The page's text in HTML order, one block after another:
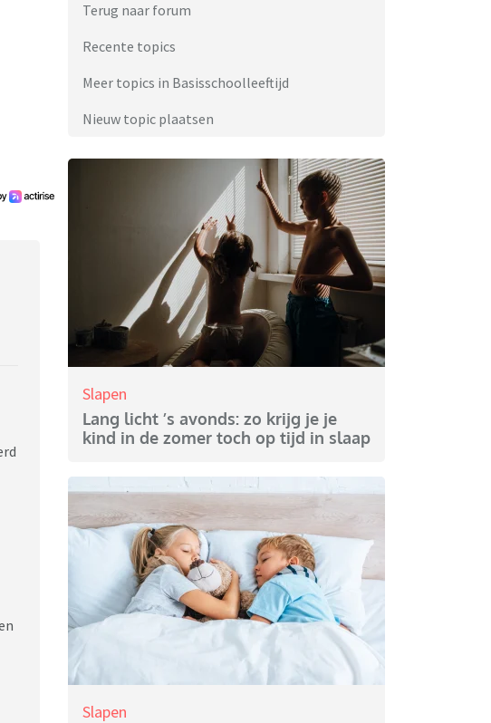
Terug naar forum
Recente topics
Meer topics in Basisschoolleeftijd
Nieuw topic plaatsen
Slapen
Lang licht ’s avonds: zo krijg je je
kind in de zomer toch op tijd in slaap
Slapen